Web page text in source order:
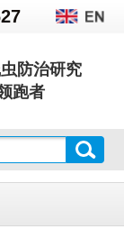
防治研究
跑者